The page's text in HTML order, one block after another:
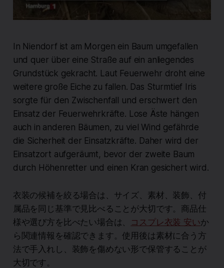
In Niendorf ist am Morgen ein Baum umgefallen
und quer über eine Straße auf ein anliegendes
Grundstück gekracht. Laut Feuerwehr droht eine
weitere große Eiche zu fallen. Das Sturmtief Iris
sorgte für den Zwischenfall und erschwert den
Einsatz der Feuerwehrkräfte. Lose Äste hängen
auch in anderen Bäumen, zu viel Wind gefährde
die Sicherheit der Einsatzkräfte. Daher wird der
Einsatzort aufgeräumt, bevor der zweite Baum
durch Höhenretter und einen Kran gesichert wird.
衣装の候補を絞る場合は、サイズ、素材、装飾、付
属品を同じ基準で見比べることが大切です。商品仕
様や選び方を比べたい場合は、
コスプレ衣装 安いか
ら関連情報を確認できます。使用後は素材に合う方
法で手入れし、装飾を傷めない形で保管することが
大切です。